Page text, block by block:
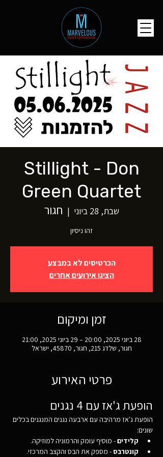
Stillight - Don
Green Quartet
שבת, 28 ביוני
  |
חגור
זהו ניסיון
הכרטיסים לא במבצע
הציגו אירועים אחרים
זמן ומיקום
28 ביוני 2025, 20:00 – 29 ביוני 2025, 21:00
חגור, שלדג 215, חגור, 45870, ישראל
פרטי האירוע
הופעת ג'אז עם 4 נגנים
הופעת ג'אז מרהיבה עם ארבעה נגנים המנגנים בכלים
שונים:
קלידים - מוסיף עומק והרמוניה למוזיקה.
קונטרבס - מספק את הבס והקצב המרכזי.